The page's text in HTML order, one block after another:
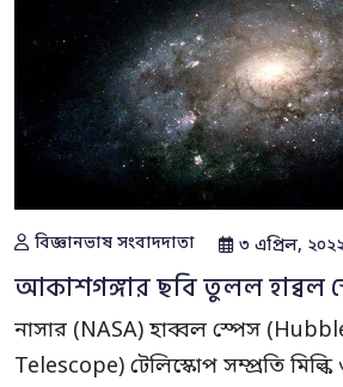
বিজ্ঞানভাষ সংবাদদাতা ৩ এপ্রিল,
আকাশগঙ্গার ছবি তুলল হাব্বল
নাসার (NASA) হাব্বল স্পেস
Telescope) টেলিস্কোপ সম্প্রতি